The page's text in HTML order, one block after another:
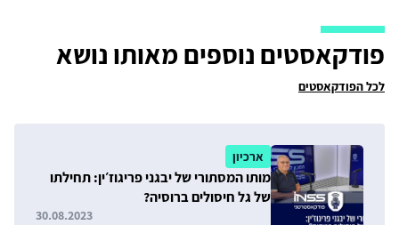
פודקאסטים נוספים מאותו נושא
לכל הפודקאסטים
ארכיון
מותו המסתורי של יבגני פריגוז׳ין: תחילתו
של גל חיסולים ברוסיה?
30.08.2023